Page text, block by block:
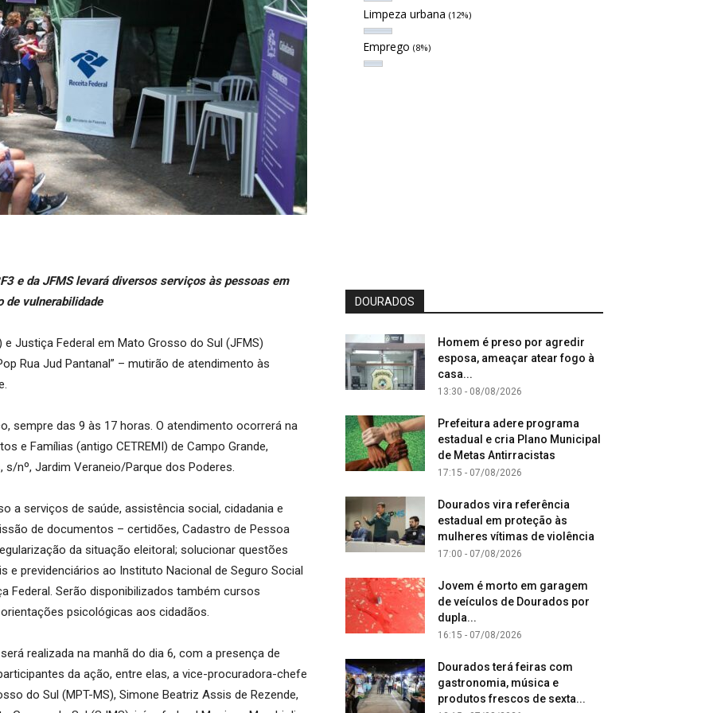
e da JFMS levará diversos serviços às pessoas em
de vulnerabilidade
e Justiça Federal em Mato Grosso do Sul (JFMS)
Rua Jud Pantanal” – mutirão de atendimento às
sempre das 9 às 17 horas. O atendimento ocorrerá na
e Famílias (antigo CETREMI) de Campo Grande,
nº, Jardim Veraneio/Parque dos Poderes.
a serviços de saúde, assistência social, cidadania e
de documentos – certidões, Cadastro de Pessoa
da situação eleitoral; solucionar questões
e previdenciários ao Instituto Nacional de Seguro Social
Federal. Serão disponibilizados também cursos
psicológicas aos cidadãos.
realizada na manhã do dia 6, com a presença de
da ação, entre elas, a vice-procuradora-chefe
do Sul (MPT-MS), Simone Beatriz Assis de Rezende,
Limpeza urbana (12%)
Emprego (8%)
DOURADOS
Homem é preso por agredir
esposa, ameaçar atear fogo à
casa...
13:30 - 08/08/2026
Prefeitura adere programa
estadual e cria Plano Municipal
de Metas Antirracistas
17:15 - 07/08/2026
Dourados vira referência
estadual em proteção às
mulheres vítimas de violência
17:00 - 07/08/2026
Jovem é morto em garagem
de veículos de Dourados por
dupla...
16:15 - 07/08/2026
Dourados terá feiras com
gastronomia, música e
produtos frescos de sexta...